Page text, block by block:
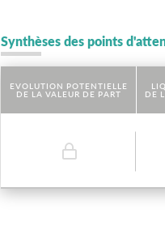
Synthèses des points
EVOLUTION POTENTIELLE
DE LA VALEUR DE PART
DE